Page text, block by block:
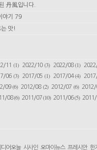
丹風입니다.
야기 79
맛!
11(1) 2022/10 (3) 2022/08(1)
06(3) 2017/05 (1) 2017/04(4)
09(6) 2012/08 (2) 2012/07 (6)
08(6) 2011/07(10) 2011/06(5)
디어오늘 시사인 오마이뉴스 프레시안 한